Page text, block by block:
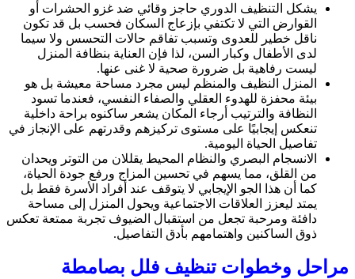
يشكل التنظيف الدوري حاجز وقائي ضد غزو الحشرات أو
القوارض التي لا تكتفي بإزعاج السكان فحسب بل قد تكون
ناقل خطير للعدوى وتسبب تفاقم حالات التحسس ولا سيما
لدى الأطفال وكبار السن، لذا فإن العناية بنظافة المنزل
ليست رفاهية بل ضرورة صحية لا غنى عنها.
المنزل النظيف والمنظم ليس مجرد مساحة معيشة بل هو
بيئة محفزة للهدوء العقلي والصفاء النفسي، فعندما تسود
النظافة والترتيب أرجاء المكان يشعر ساكنوه براحة داخلية
تنعكس إيجابيًا على مستوى تركيزهم وقدرتهم على الإنجاز في
تفاصيل الحياة اليومية.
الانسجام البصري والنظام المحيط يقللان من التوتر ويحدان
من القلق، مما يسهم في تحسين المزاج ورفع جودة الحياة،
كما أن هذا الجو الإيجابي لا يتوقف عند أفراد الأسرة فقط بل
يمتد ليعزز العلاقات الاجتماعية ويحول المنزل إلى مساحة
دافئة ومرحبة تجعل من استقبال الضيوف تجربة ممتعة تعكس
ذوق الساكنين واهتمامهم بأدق التفاصيل.
مراحل وخطوات تنظيف فلل بصامطة